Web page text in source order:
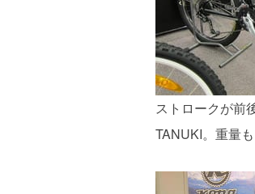
ストロークが前
TANUKI。重量